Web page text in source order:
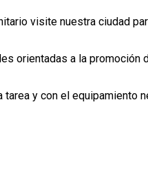
visite nuestra ciudad
orientadas a la promoción
y con el equipamiento